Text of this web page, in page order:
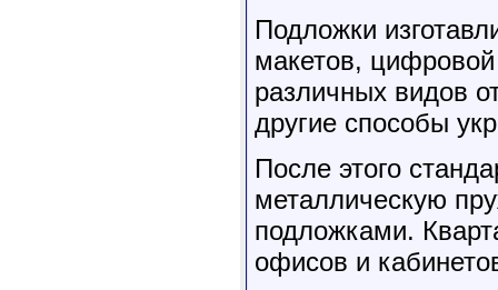
Подложки
макетов,
различных видов
другие способы
После этого
металлическую
подложками.
офисов и